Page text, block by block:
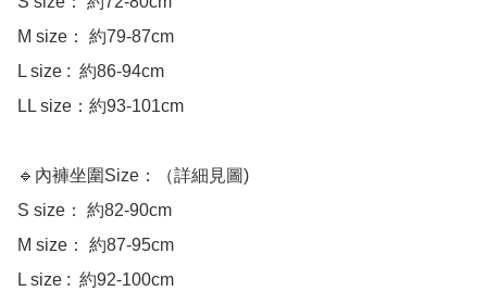
M size： 約79-87cm
L size :  約86-94cm
LL size：約93-101cm
🔹內褲坐圍Size：（詳細見圖)
S size： 約82-90cm
M size： 約87-95cm
L size :  約92-100cm